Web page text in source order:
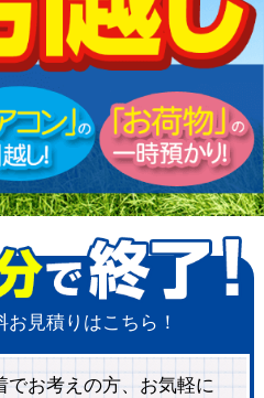
見積りはこちら！
でお考えの方、お気軽に